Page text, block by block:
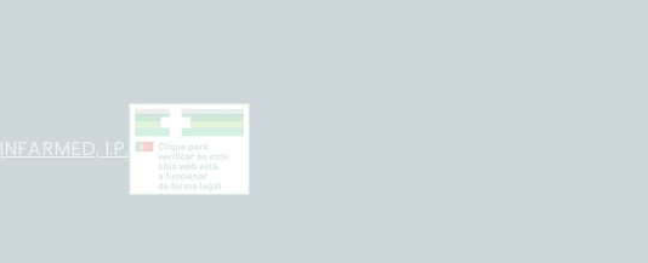
INFARMED, I.P.